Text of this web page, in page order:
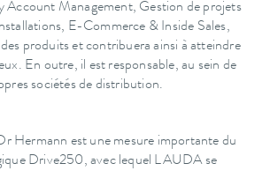
Account Management, Gestion de projets
E-Commerce & Inside Sales,
produits et contribuera ainsi à atteindre
En outre, il est responsable, au sein de
sociétés de distribution.
Hermann est une mesure importante du
Drive250, avec lequel LAUDA se